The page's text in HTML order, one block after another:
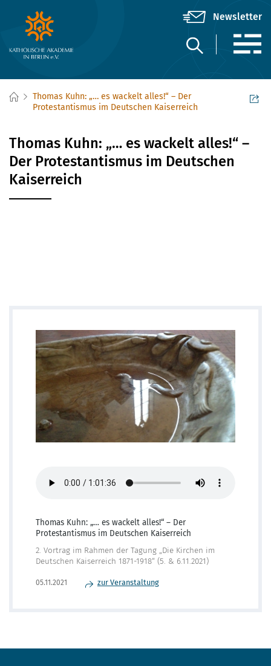
Thomas Kuhn: „… es wackelt alles!“ – Der
Protestantismus im Deutschen Kaiserreich
Thomas Kuhn: „… es wackelt alles!“ –
Der Protestantismus im Deutschen
Kaiserreich
Thomas Kuhn: „… es wackelt alles!“ – Der
Protestantismus im Deutschen Kaiserreich
2. Vortrag im Rahmen der Tagung „Die Kirchen im
Deutschen Kaiserreich 1871-1918“ (5. & 6.11.2021)
05.11.2021 zur Veranstaltung